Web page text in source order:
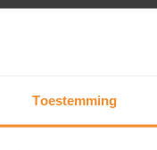
Toestemming